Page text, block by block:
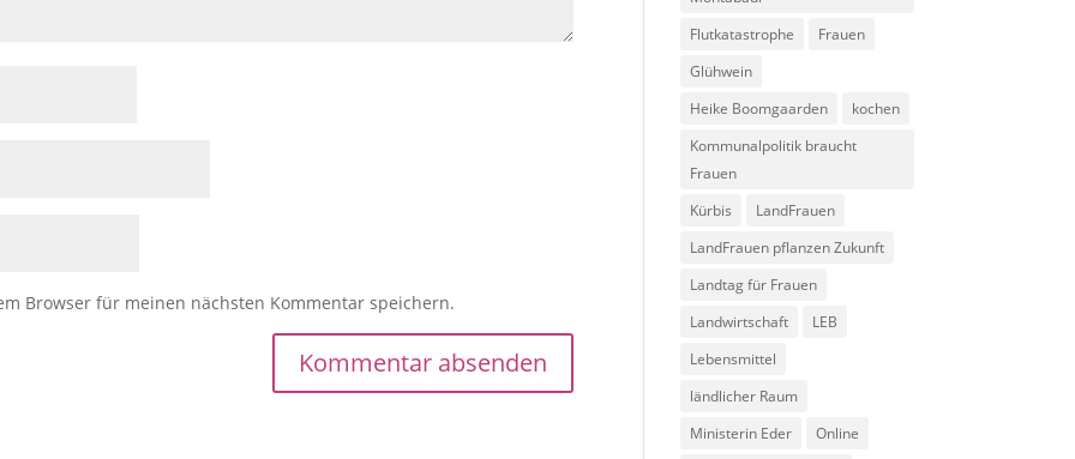
Browser für meinen nächsten Kommentar speichern.
Flutkatastrophe
Frauen
Glühwein
Heike Boomgaarden
kochen
Kommunalpolitik braucht
Frauen
Kürbis
LandFrauen
LandFrauen pflanzen Zukunft
Landtag für Frauen
Landwirtschaft
LEB
Lebensmittel
ländlicher Raum
Ministerin Eder
Online